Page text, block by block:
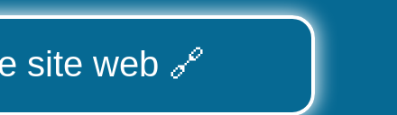
site web 🔗